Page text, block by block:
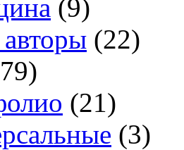
(9)
(22)
(21)
(3)